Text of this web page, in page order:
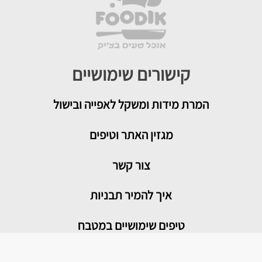
קישורים שימושיים
המרת מידות ומשקל לאפייה ובישול
מגזין האתר וטיפים
צור קשר
איך להמיר תבניות
טיפים שימושיים במטבח